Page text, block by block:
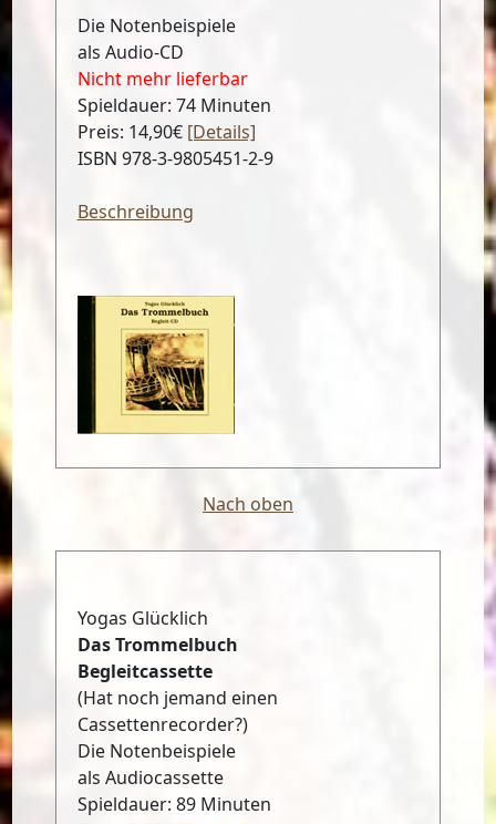
Die Notenbeispiele
als Audio-CD
Nicht mehr lieferbar
Spieldauer: 74 Minuten
Preis: 14,90€ [Details]
ISBN 978-3-9805451-2-9
Beschreibung
Nach oben
Yogas Glücklich
Das Trommelbuch
Begleitcassette
(Hat noch jemand einen
Cassettenrecorder?)
Die Notenbeispiele
als Audiocassette
Spieldauer: 89 Minuten